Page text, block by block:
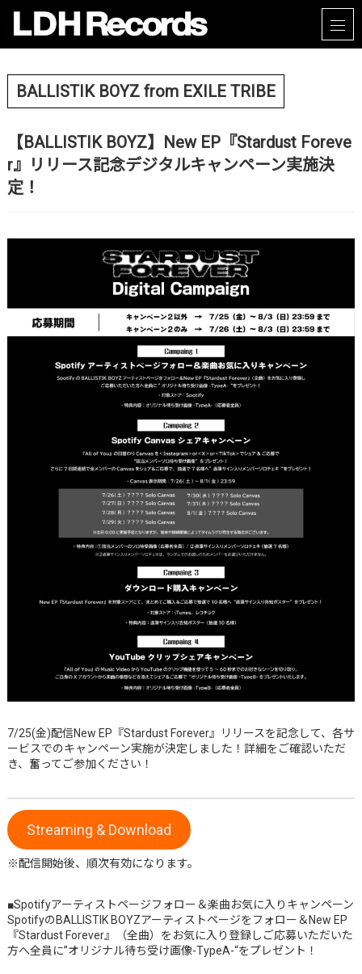
BALLISTIK BOYZ from EXILE TRIBE
【BALLISTIK BOYZ】New EP『Stardust Foreve
r』リリース記念デジタルキャンペーン実施決
定！
7/25(金)配信New EP『Stardust Forever』リリースを記念して、各サ
ービスでのキャンペーン実施が決定しました！詳細をご確認いただ
き、奮ってご参加ください！
Streaming & Download
※配信開始後、順次有効になります。
■Spotifyアーティストページフォロー＆楽曲お気に入りキャンペーン
SpotifyのBALLISTIK BOYZアーティストページをフォロー＆New EP
『Stardust Forever』（全曲）をお気に入り登録しご応募いただいた
方へ全員に”オリジナル待ち受け画像-TypeA-“をプレゼント！